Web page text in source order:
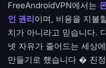
FreeAndroidVPN에서는
인 권리 이며, 비용을 지불
치가 아니라고 믿습니다.
넷 자유가 줄어드는 세상
만들기로 했습니다 � 진